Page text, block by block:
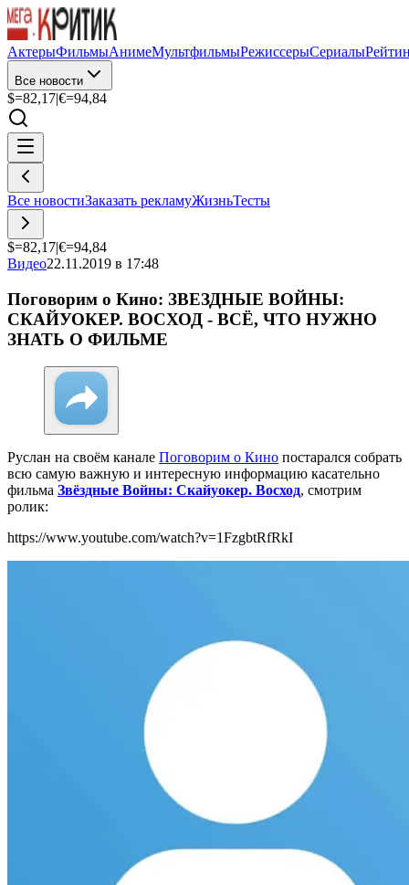
АктерыФильмыАнимеМультфильмыРежиссерыСериалы
Все новости
$=82,17|€=94,84
Все новостиЗаказать рекламуЖизньТесты
$=82,17|€=94,84
Видео22.11.2019 в 17:48
Поговорим о Кино: ЗВЕЗДНЫЕ ВОЙНЫ:
СКАЙУОКЕР. ВОСХОД - ВСЁ, ЧТО НУЖНО
ЗНАТЬ О ФИЛЬМЕ
Руслан на своём канале Поговорим о Кино постарался собрать
всю самую важную и интересную информацию касательно
фильма Звёздные Войны: Скайуокер. Восход, смотрим
ролик:
https://www.youtube.com/watch?v=1FzgbtRfRkI